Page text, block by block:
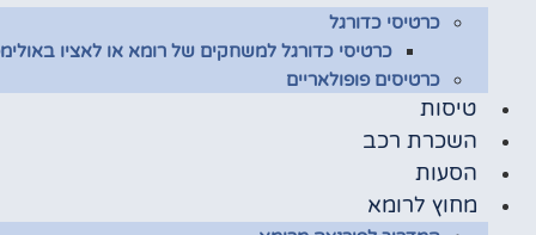
כרטיסי כדורגל
כרטיסי כדורגל למשחקים של רומא או לאציו
כרטיסים פופולאריים
טיסות
השכרת רכב
הסעות
מחוץ לרומא